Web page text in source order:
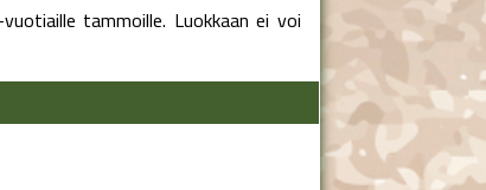
tammoille. Luokkaan ei voi